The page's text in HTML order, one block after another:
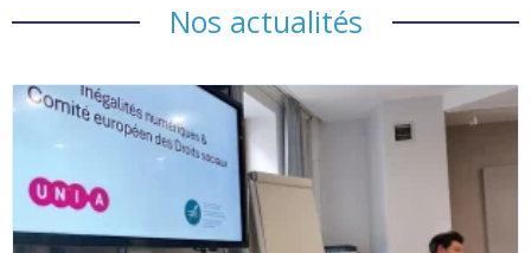
Nos actualités